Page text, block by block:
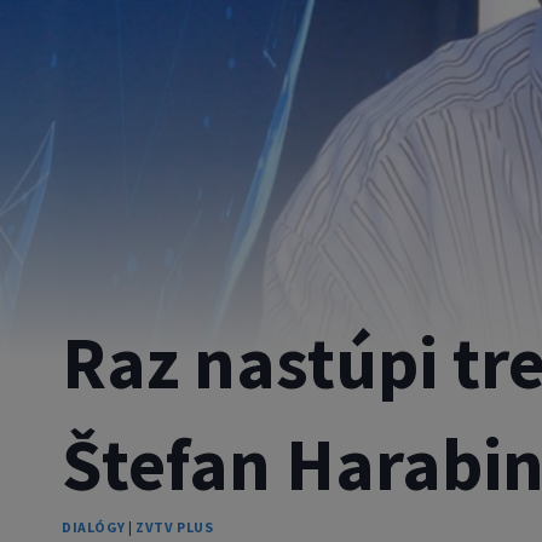
Raz nastúpi
Štefan Harabin
DIALÓGY | ZVTV PLUS